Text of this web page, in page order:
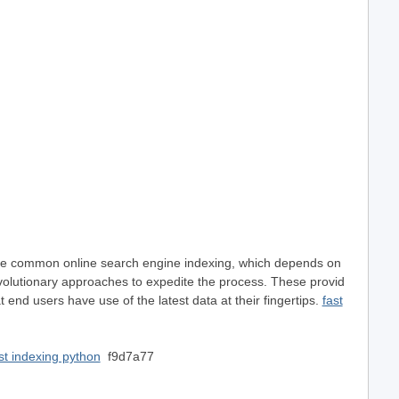
common online search engine indexing, which depends on
approaches to expedite the process. These provid
users have use of the latest data at their fingertips. fast
indexing python f9d7a77